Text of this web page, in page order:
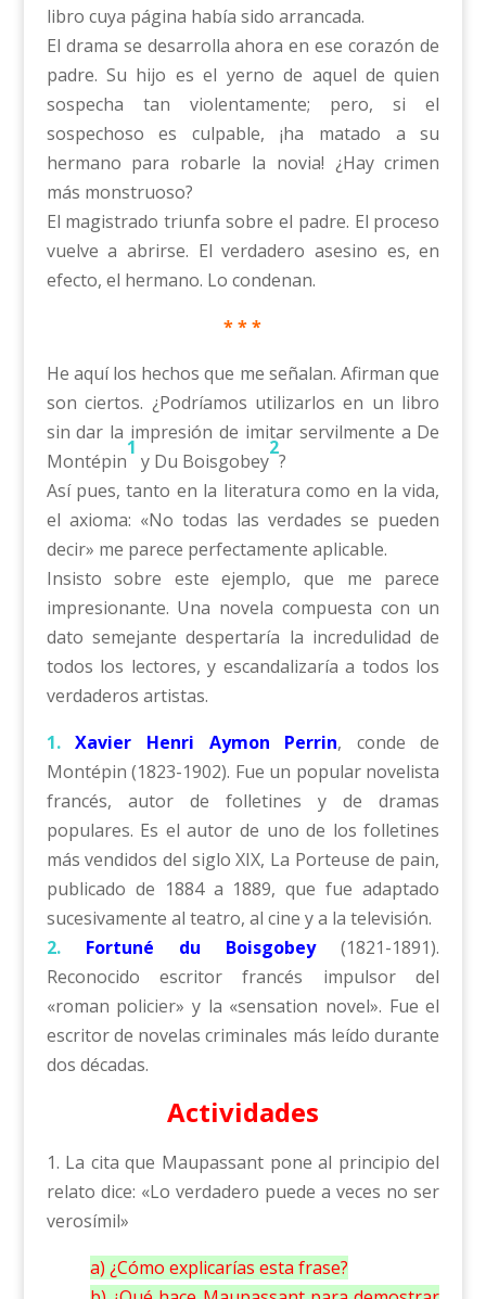
libro cuya página había sido arrancada.
El drama se desarrolla ahora en ese corazón de
padre. Su hijo es el yerno de aquel de quien
sospecha tan violentamente; pero, si el
sospechoso es culpable, ¡ha matado a su
hermano para robarle la novia! ¿Hay crimen
más monstruoso?
El magistrado triunfa sobre el padre. El proceso
vuelve a abrirse. El verdadero asesino es, en
efecto, el hermano. Lo condenan.
* * *
He aquí los hechos que me señalan. Afirman que
son ciertos. ¿Podríamos utilizarlos en un libro
sin dar la impresión de imitar servilmente a De
Montépin
1
y Du Boisgobey
2
?
Así pues, tanto en la literatura como en la vida,
el axioma: «No todas las verdades se pueden
decir» me parece perfectamente aplicable.
Insisto sobre este ejemplo, que me parece
impresionante. Una novela compuesta con un
dato semejante despertaría la incredulidad de
todos los lectores, y escandalizaría a todos los
verdaderos artistas.
1.
Xavier Henri Aymon Perrin, conde de
Montépin (1823-1902). Fue un popular novelista
francés, autor de folletines y de dramas
populares. Es el autor de uno de los folletines
más vendidos del siglo XIX, La Porteuse de pain,
publicado de 1884 a 1889, que fue adaptado
sucesivamente al teatro, al cine y a la televisión.
2.
Fortuné du Boisgobey(1821-1891).
Reconocido escritor francés impulsor del
«roman policier» y la «sensation novel». Fue el
escritor de novelas criminales más leído durante
dos décadas.
Actividades
1. La cita que Maupassant pone al principio del
relato dice: «Lo verdadero puede a veces no ser
verosímil»
a) ¿Cómo explicarías esta frase?